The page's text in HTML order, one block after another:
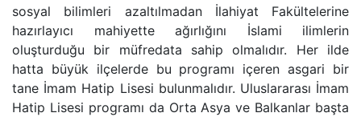
sosyal bilimleri azaltılmadan İlahiyat Fakültelerine
hazırlayıcı mahiyette ağırlığını İslami ilimlerin
oluşturduğu bir müfredata sahip olmalıdır. Her ilde
hatta büyük ilçelerde bu programı içeren asgari bir
tane İmam Hatip Lisesi bulunmalıdır. Uluslararası İmam
Hatip Lisesi programı da Orta Asya ve Balkanlar başta